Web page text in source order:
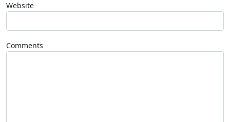
Website
Comments